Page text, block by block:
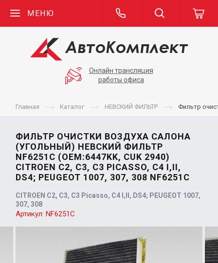
МЕНЮ
Онлайн трансляция
работы офиса
Главная Каталог НЕВСКИЙ ФИЛЬТР Фильтр
ФИЛЬТР ОЧИСТКИ ВОЗДУХА САЛОНА
(УГОЛЬНЫЙ) НЕВСКИЙ ФИЛЬТР
NF6251С (OEM:6447KK, CUK 2940)
CITROEN C2, C3, C3 PICASSO, C4 I,II,
DS4; PEUGEOT 1007, 307, 308 NF6251С
CITROEN C2, C3, C3 Picasso, C4 I,II, DS4; PEUGEOT 1007,
307, 308
Артикул: NF6251С